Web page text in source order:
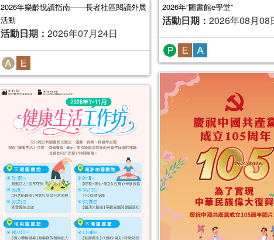
2026年樂齡悅讀指南——長者社區閱讀外展
活動
活動日期： 2026年07月24日
2026年“圖書館e學堂”
活動日期： 2026年08月08